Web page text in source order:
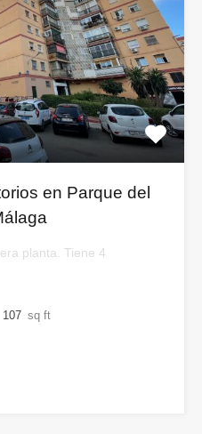
en Parque del
planta. Tiene 4
107 sq ft